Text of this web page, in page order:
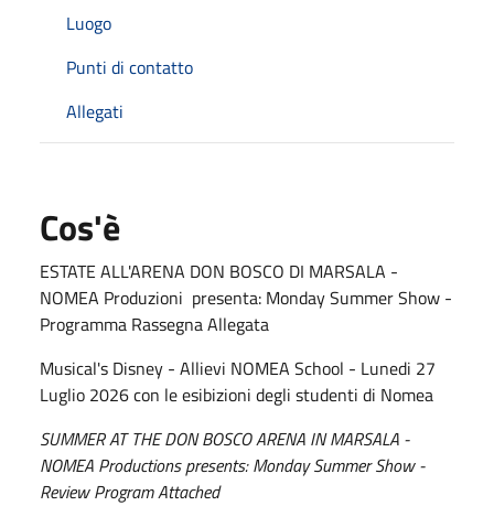
Luogo
Punti di contatto
Allegati
Cos'è
ESTATE ALL'ARENA DON BOSCO DI MARSALA -
NOMEA Produzioni presenta: Monday Summer Show -
Programma Rassegna Allegata
Musical's Disney - Allievi NOMEA School - Lunedi 27
Luglio 2026 con le esibizioni degli studenti di Nomea
SUMMER AT THE DON BOSCO ARENA IN MARSALA -
NOMEA Productions presents: Monday Summer Show -
Review Program Attached